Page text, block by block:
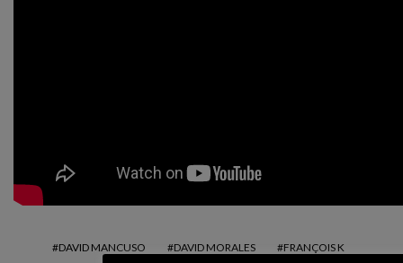
DAVID MANCUSO DAVID MORALES
FRANÇOIS K